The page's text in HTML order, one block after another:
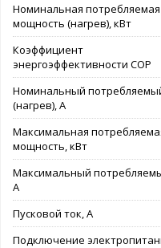
Номинальная потребляемая
мощность (нагрев), кВт
Коэффициент
энергоэффективности COP
Номинальный
(нагрев), А
Максимальная
мощность, кВт
Максимальный
А
Пусковой ток, А
Подключение